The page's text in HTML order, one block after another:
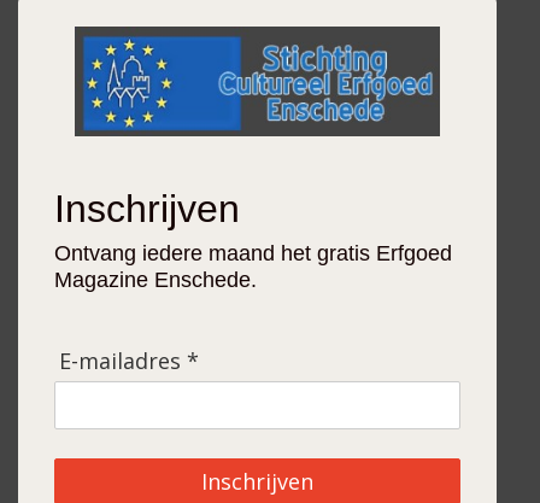
Inschrijven
Ontvang iedere maand het gratis Erfgoed
Magazine Enschede.
E-mailadres *
Inschrijven